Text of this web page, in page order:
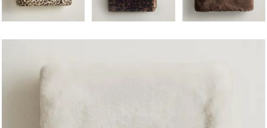
Imagem alterada para 1 de 5